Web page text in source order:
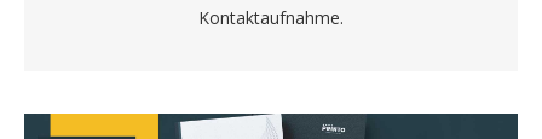
Kontaktaufnahme.